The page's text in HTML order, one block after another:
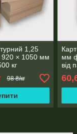
1,25
× 1050 мм
кг
98 ₴/кг
мм
від